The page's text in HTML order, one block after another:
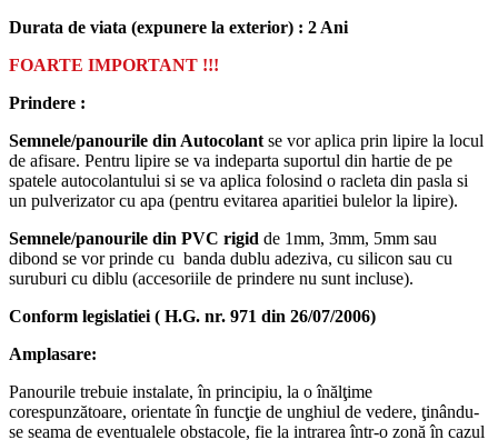
Durata de viata (expunere la exterior) : 2 Ani
FOARTE IMPORTANT !!!
Prindere :
Semnele/panourile din Autocolant se vor aplica prin lipire la locul
de afisare. Pentru lipire se va indeparta suportul din hartie de pe
spatele autocolantului si se va aplica folosind o racleta din pasla si
un pulverizator cu apa (pentru evitarea aparitiei bulelor la lipire).
Semnele/panourile din PVC rigid de 1mm, 3mm, 5mm sau
dibond se vor prinde cu banda dublu adeziva, cu silicon sau cu
suruburi cu diblu (accesoriile de prindere nu sunt incluse).
Conform legislatiei ( H.G. nr. 971 din 26/07/2006)
Amplasare:
Panourile trebuie instalate, în principiu, la o înălţime
corespunzătoare, orientate în funcţie de unghiul de vedere, ţinându-
se seama de eventualele obstacole, fie la intrarea într-o zonă în cazul